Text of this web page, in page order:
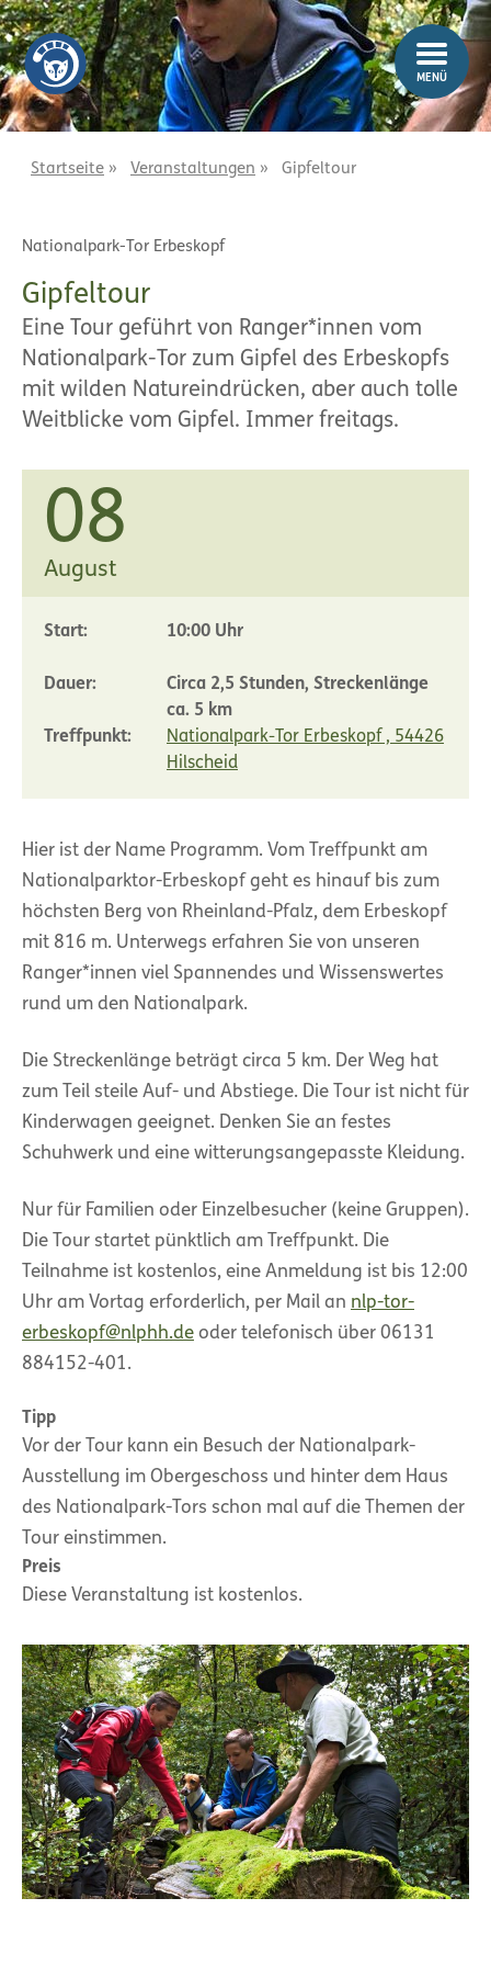
Z
u
m
I
n
Z
u
m
H
a
MENÜ
Startseite » Veranstaltungen » Gipfeltour
Nationalpark-Tor Erbeskopf
Gipfeltour
Eine Tour geführt von Ranger*innen vom
Nationalpark-Tor zum Gipfel des Erbeskopfs
mit wilden Natureindrücken, aber auch tolle
Weitblicke vom Gipfel. Immer freitags.
08
August
Start: 10:00 Uhr
Dauer:
Circa 2,5 Stunden, Streckenlänge
ca. 5 km
Treffpunkt:
Nationalpark-Tor Erbeskopf , 54426
Hilscheid
Hier ist der Name Programm. Vom Treffpunkt am
Nationalparktor-Erbeskopf geht es hinauf bis zum
höchsten Berg von Rheinland-Pfalz, dem Erbeskopf
mit 816 m. Unterwegs erfahren Sie von unseren
Ranger*innen viel Spannendes und Wissenswertes
rund um den Nationalpark.
Die Streckenlänge beträgt circa 5 km. Der Weg hat
zum Teil steile Auf- und Abstiege. Die Tour ist nicht für
Kinderwagen geeignet. Denken Sie an festes
Schuhwerk und eine witterungsangepasste Kleidung.
Nur für Familien oder Einzelbesucher (keine Gruppen).
Die Tour startet pünktlich am Treffpunkt. Die
Teilnahme ist kostenlos, eine Anmeldung ist bis 12:00
Uhr am Vortag erforderlich, per Mail an nlp-tor-
erbeskopf@nlphh.de oder telefonisch über 06131
884152-401.
Tipp
Vor der Tour kann ein Besuch der Nationalpark-
Ausstellung im Obergeschoss und hinter dem Haus
des Nationalpark-Tors schon mal auf die Themen der
Tour einstimmen.
Preis
Diese Veranstaltung ist kostenlos.